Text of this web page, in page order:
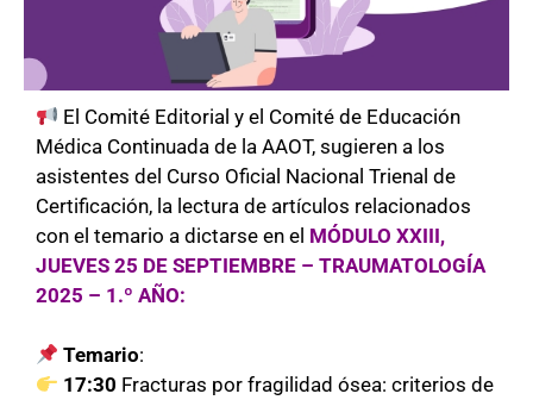
El Comité Editorial y el Comité de Educación
Médica Continuada de la AAOT, sugieren a los
asistentes del Curso Oficial Nacional Trienal de
Certificación, la lectura de artículos relacionados
con el temario a dictarse en el MÓDULO XXIII,
JUEVES 25 DE SEPTIEMBRE – TRAUMATOLOGÍA
2025 – 1.º AÑO:
Temario:
17:30 Fracturas por fragilidad ósea: criterios de